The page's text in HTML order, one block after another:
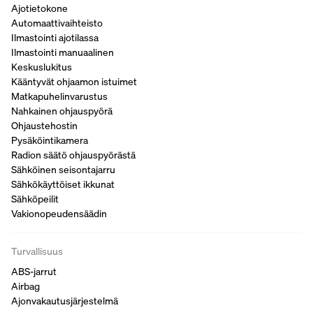
Ajotietokone
Automaattivaihteisto
Ilmastointi ajotilassa
Ilmastointi manuaalinen
Keskuslukitus
Kääntyvät ohjaamon istuimet
Matkapuhelinvarustus
Nahkainen ohjauspyörä
Ohjaustehostin
Pysäköintikamera
Radion säätö ohjauspyörästä
Sähköinen seisontajarru
Sähkökäyttöiset ikkunat
Sähköpeilit
Vakionopeudensäädin
Turvallisuus
ABS-jarrut
Airbag
Ajonvakautusjärjestelmä